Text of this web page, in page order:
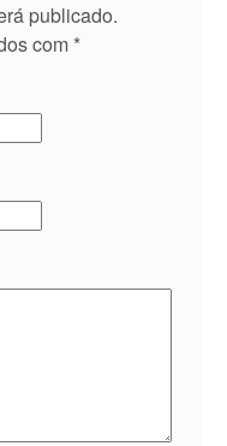
publicado.
com *